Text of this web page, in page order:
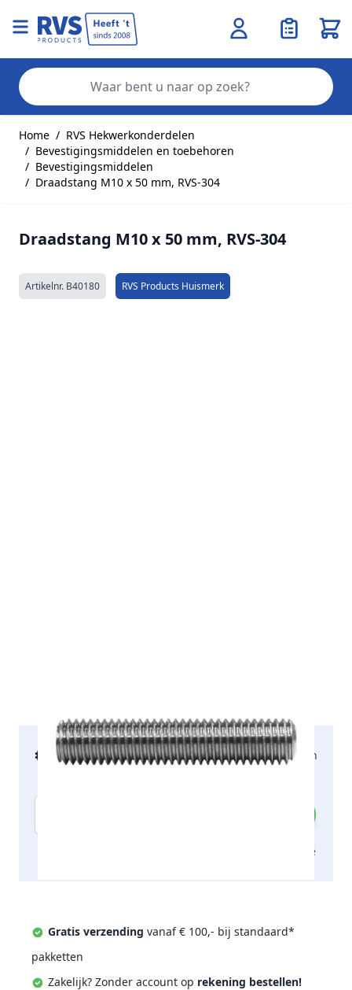
Home / RVS Hekwerkonderdelen
/ Bevestigingsmiddelen en toebehoren
/ Bevestigingsmiddelen
/ Draadstang M10 x 50 mm, RVS-304
Draadstang M10 x 50 mm, RVS-304
Artikelnr. B40180 RVS Products Huismerk
€ 1,38 incl. btw 2-5 werkdagen
Aantal
Toevoegen aan offerte
Gratis verzending vanaf € 100,- bij standaard*
pakketten
Zakelijk? Zonder account op rekening bestellen!